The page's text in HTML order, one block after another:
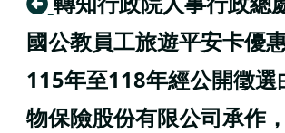
國公教員工旅遊平安卡優
115年至118年經公開徵選
物保險股份有限公司承作